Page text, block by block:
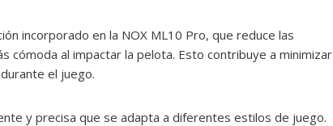
incorporado en la NOX ML10 Pro, que reduce las
cómoda al impactar la pelota. Esto contribuye a minimizar
el juego.
y precisa que se adapta a diferentes estilos de juego.